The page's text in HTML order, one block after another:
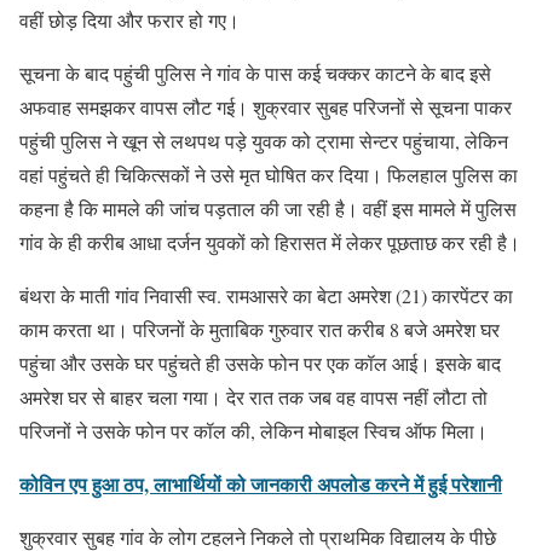
वहीं छोड़ दिया और फरार हो गए।
सूचना के बाद पहुंची पुलिस ने गांव के पास कई चक्कर काटने के बाद इसे
अफवाह समझकर वापस लौट गई। शुक्रवार सुबह परिजनों से सूचना पाकर
पहुंची पुलिस ने खून से लथपथ पड़े युवक को ट्रामा सेन्टर पहुंचाया, लेकिन
वहां पहुंचते ही चिकित्सकों ने उसे मृत घोषित कर दिया। फिलहाल पुलिस का
कहना है कि मामले की जांच पड़ताल की जा रही है। वहीं इस मामले में पुलिस
गांव के ही करीब आधा दर्जन युवकों को हिरासत में लेकर पूछताछ कर रही है।
बंथरा के माती गांव निवासी स्व. रामआसरे का बेटा अमरेश (21) कारपेंटर का
काम करता था। परिजनों के मुताबिक गुरुवार रात करीब 8 बजे अमरेश घर
पहुंचा और उसके घर पहुंचते ही उसके फोन पर एक कॉल आई। इसके बाद
अमरेश घर से बाहर चला गया। देर रात तक जब वह वापस नहीं लौटा तो
परिजनों ने उसके फोन पर कॉल की, लेकिन मोबाइल स्विच ऑफ मिला।
कोविन एप हुआ ठप, लाभार्थियों को जानकारी अपलोड करने में हुई परेशानी
शुक्रवार सुबह गांव के लोग टहलने निकले तो प्राथमिक विद्यालय के पीछे